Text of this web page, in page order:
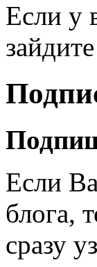
Если у
Если
блога,
сразу